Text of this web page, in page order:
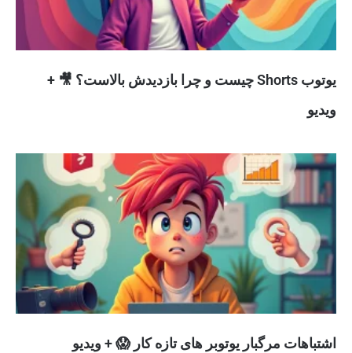
یوتوب Shorts چیست و چرا بازدیدش بالاست؟ 🎥 +
ویدیو
اشتباهات مرگبار یوتوبر های تازه کار 😱 + ویدیو